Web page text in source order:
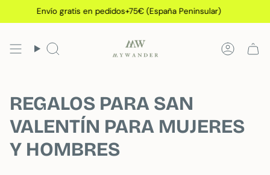
al
Envío gratis en pedidos+75€ (España Peninsular)
Búsqueda Cuenta
REGALOS PARA SAN
VALENTÍN PARA MUJERES
Y HOMBRES